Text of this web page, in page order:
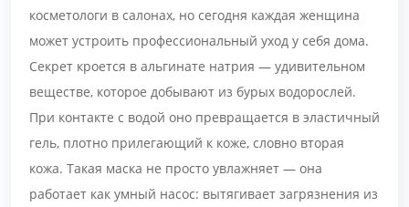
косметологи в салонах, но сегодня каждая женщина
может устроить профессиональный уход у себя дома.
Секрет кроется в альгинате натрия — удивительном
веществе, которое добывают из бурых водорослей.
При контакте с водой оно превращается в эластичный
гель, плотно прилегающий к коже, словно вторая
кожа. Такая маска не просто увлажняет — она
работает как умный насос: вытягивает загрязнения из